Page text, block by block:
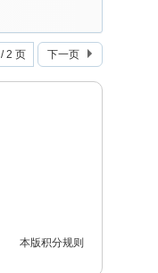
/ 2 页 下一页
本版积分规则